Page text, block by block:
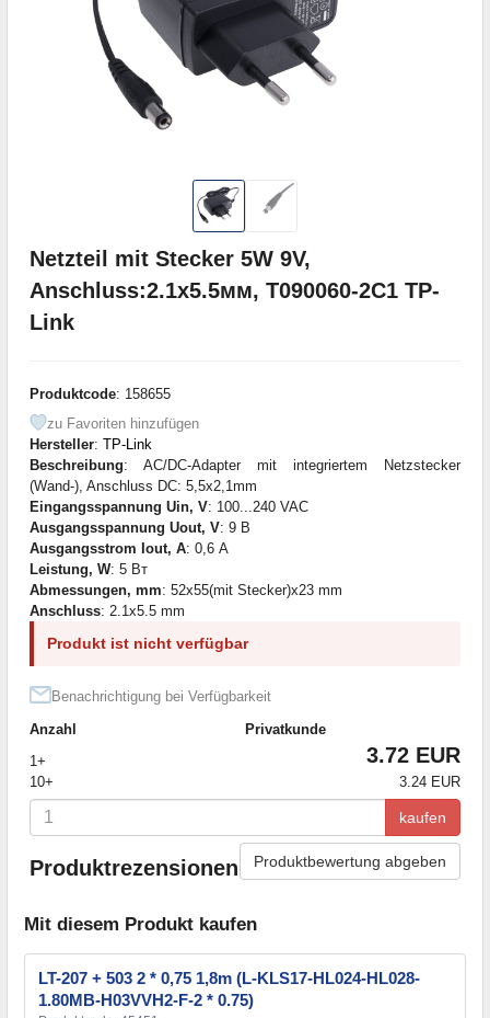
Netzteil mit Stecker 5W 9V,
Anschluss:2.1x5.5мм, T090060-2C1 TP-
Link
Produktcode: 158655
zu Favoriten hinzufügen
Hersteller: TP-Link
Beschreibung: AC/DC-Adapter mit integriertem Netzstecker
(Wand-), Anschluss DC: 5,5x2,1mm
Eingangsspannung Uin, V: 100...240 VAC
Ausgangsspannung Uout, V: 9 В
Ausgangsstrom Iout, A: 0,6 А
Leistung, W: 5 Вт
Abmessungen, mm: 52x55(mit Stecker)x23 mm
Anschluss: 2.1x5.5 mm
Produkt ist nicht verfügbar
Benachrichtigung bei Verfügbarkeit
Anzahl
Privatkunde
1+
3.72 EUR
10+ 3.24 EUR
kaufen
Produktrezensionen Produktbewertung abgeben
Mit diesem Produkt kaufen
LT-207 + 503 2 * 0,75 1,8m (L-KLS17-HL024-HL028-
1.80MB-H03VVH2-F-2 * 0.75)